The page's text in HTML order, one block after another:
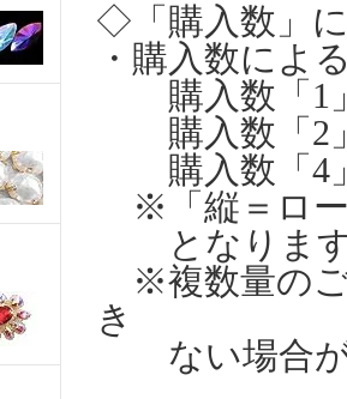
◇「購入数」
・購入数によ
購入数「1」
購入数「2」
購入数「4」
※「縦＝ロー
となりま
※複数量のご
き
ない場合が